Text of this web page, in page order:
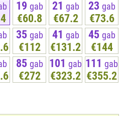
19 gab
€60.8
21 gab
€67.2
23 gab
€73.6
35 gab
€112
41 gab
€131.2
45 gab
€144
85 gab
€272
101 gab
€323.2
111 gab
€355.2